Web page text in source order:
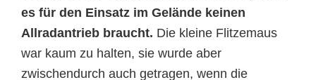
es für den Einsatz im Gelände keinen
Allradantrieb braucht. Die kleine Flitzemaus
war kaum zu halten, sie wurde aber
zwischendurch auch getragen, wenn die